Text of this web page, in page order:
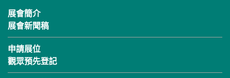
展會簡介
展會新聞稿
申請展位
觀眾預先登記